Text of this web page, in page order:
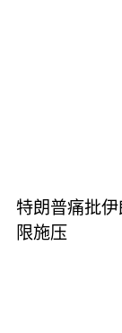
特朗普痛批
限施压